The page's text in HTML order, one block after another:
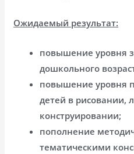
Ожидаемый результат:
повышение уровня
дошкольного
повышение уровня
детей в рисовании,
конструировании;
пополнение
тематическими